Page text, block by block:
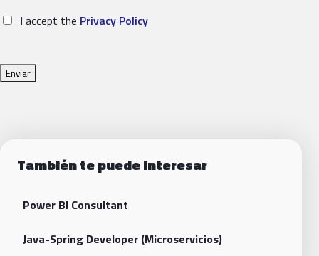
I accept the Privacy Policy
También te puede interesar
Power BI Consultant
Java-Spring Developer (Microservicios)